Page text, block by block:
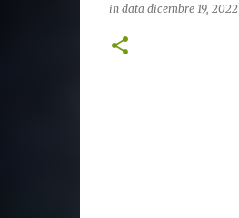
in data dicembre 19, 2022